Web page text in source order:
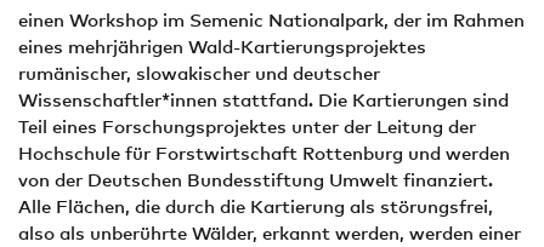
einen Workshop im Semenic Nationalpark, der im Rahmen
eines mehrjährigen Wald-Kartierungsprojektes
rumänischer, slowakischer und deutscher
Wissenschaftler*innen stattfand. Die Kartierungen sind
Teil eines Forschungsprojektes unter der Leitung der
Hochschule für Forstwirtschaft Rottenburg und werden
von der Deutschen Bundesstiftung Umwelt finanziert.
Alle Flächen, die durch die Kartierung als störungsfrei,
also als unberührte Wälder, erkannt werden, werden einer